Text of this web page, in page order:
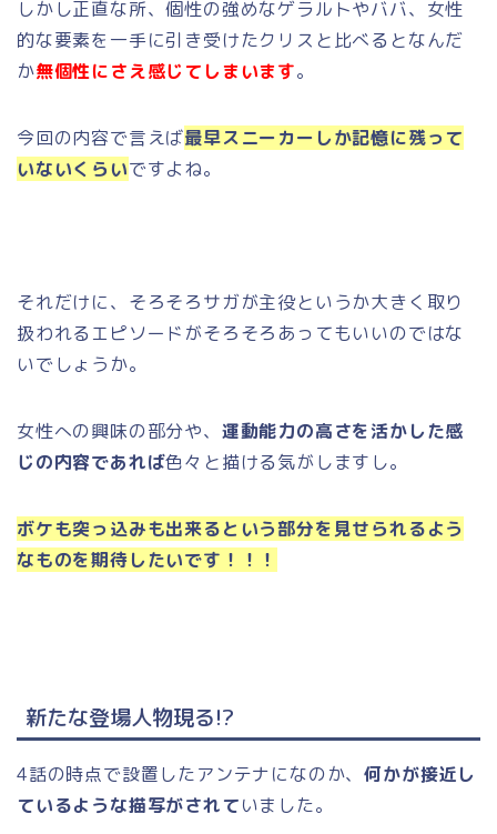
しかし正直な所、個性の強めなゲラルトやババ、女性
的な要素を一手に引き受けたクリスと比べるとなんだ
か無個性にさえ感じてしまいます。
今回の内容で言えば最早スニーカーしか記憶に残って
いないくらいですよね。
それだけに、そろそろサガが主役というか大きく取り
扱われるエピソードがそろそろあってもいいのではな
いでしょうか。
女性への興味の部分や、 運動能力の高さを活かした感
じの内容であれば色々と描ける気がしますし。
ボケも突っ込みも出来るという部分を見せられるよう
なものを期待したいです！！！
新たな登場人物現る!?
4話の時点で設置したアンテナになのか、何かが接近し
ているような描写がされていました。